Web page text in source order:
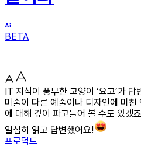
BETA
IT 지식이 풍부한 고양이 ‘요고’가
미술이 다른 예술이나 디자인에 미
에 대해 깊이 파고들어 볼 수도 있겠
열심히 읽고 답변했어요!
프로덕트